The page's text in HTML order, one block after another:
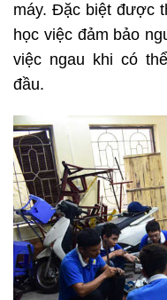
máy. Đặc biệt được
học việc đảm bảo
việc ngau khi có
đầu.